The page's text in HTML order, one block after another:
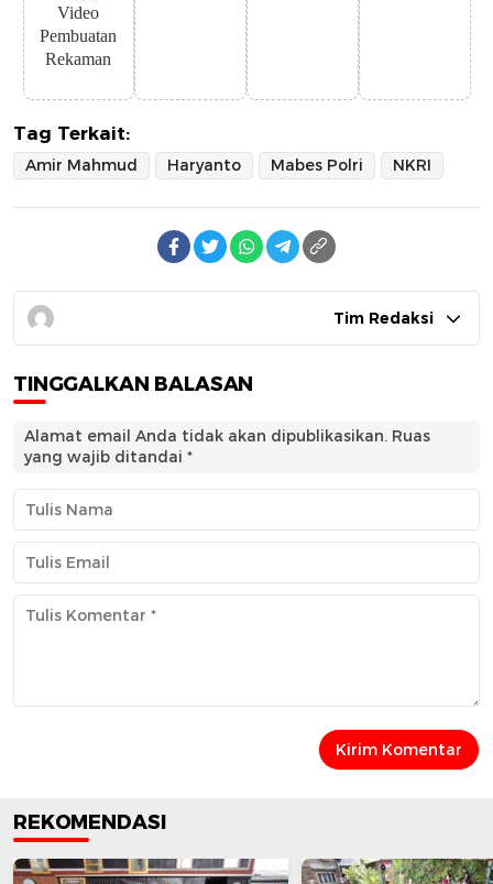
Video
Pembuatan
Rekaman
Tag Terkait:
Amir Mahmud Haryanto Mabes Polri NKRI
Tim Redaksi
TINGGALKAN BALASAN
Alamat email Anda tidak akan dipublikasikan. Ruas
yang wajib ditandai *
REKOMENDASI